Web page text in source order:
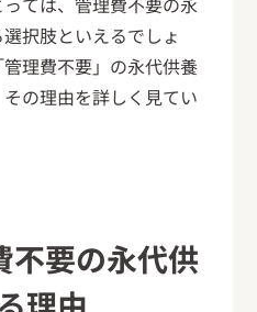
択肢といえるでしょ
理費不要」の永代供養
の理由を詳しく見てい
要の永代供